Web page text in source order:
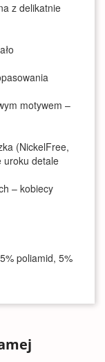
z delikatnie
motywem –
(NickelFree,
uroku detale
– kobiecy
poliamid, 5%